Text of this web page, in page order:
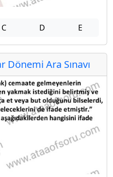
C D E
Dönemi Ara Sınavı